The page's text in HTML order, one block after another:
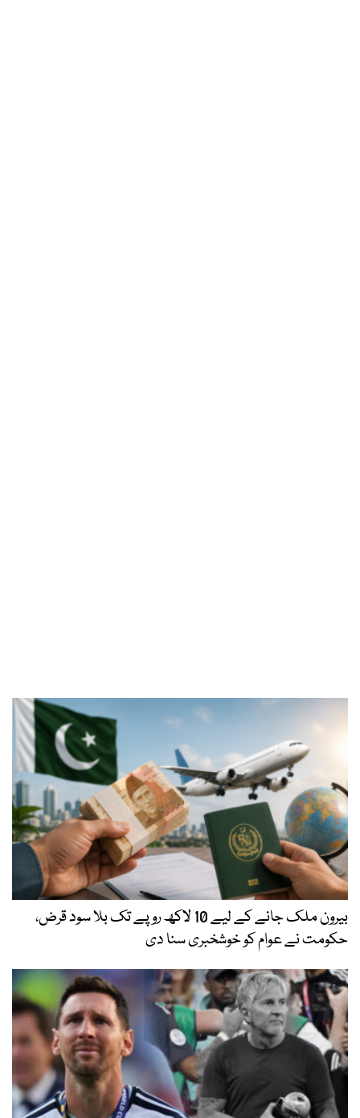
بیرون ملک جانے کے لیے 10 لاکھ روپے تک بلا سود قرض،
حکومت نے عوام کو خوشخبری سنا دی